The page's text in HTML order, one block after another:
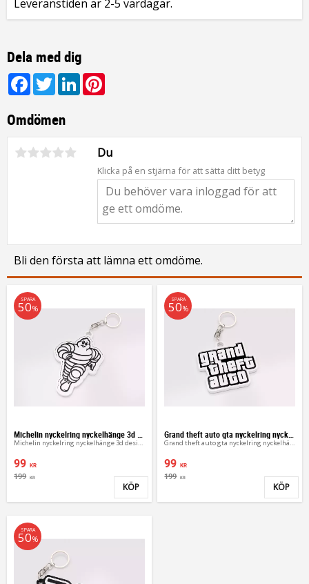
Leveranstiden är 2-5 vardagar.
Dela med dig
Facebook
TwitterLinkedIn
Omdömen
Du
Klicka på en stjärna för att sätta ditt betyg
Bli den första att lämna ett omdöme.
Michelin nyckelring nyckelhänge 3d design
99 KR
199 KR
SPARA
50%
Lägg till i favoriter
KÖP
Grand theft auto gta nyckelring nyckelhänge
99 KR
199 KR
SPARA
50%
KÖP
SPARA
50%